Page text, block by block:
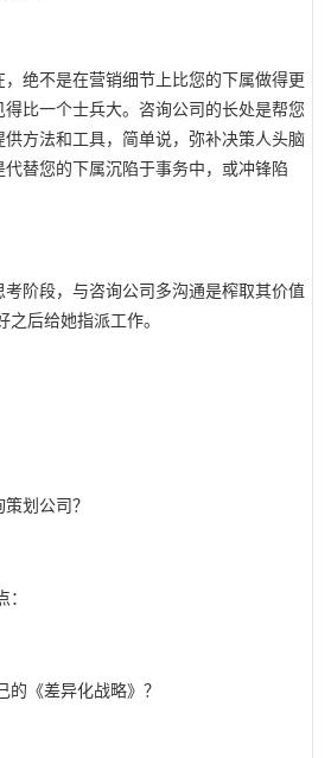
绝不是在营销细节上比您的下属做得更
比一个士兵大。咨询公司的长处是帮您
方法和工具，简单说，弥补决策人头脑
替您的下属沉陷于事务中，或冲锋陷
阶段，与咨询公司多沟通是榨取其价值
后给她指派工作。
划公司？
《差异化战略》？